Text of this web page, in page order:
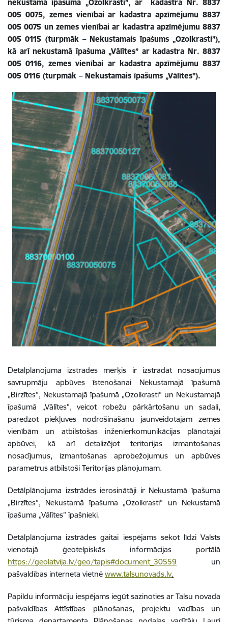
nekustamā īpašuma „Ozolkrasti”, ar kadastra Nr. 8837
005 0075, zemes vienībai ar kadastra apzīmējumu 8837
005 0075 un zemes vienībai ar kadastra apzīmējumu 8837
005 0115 (turpmāk – Nekustamais īpašums „Ozolkrasti”),
kā arī nekustamā īpašuma „Vālītes” ar kadastra Nr. 8837
005 0116, zemes vienībai ar kadastra apzīmējumu 8837
005 0116 (turpmāk – Nekustamais īpašums „Vālītes”).
Detālplānojuma izstrādes mērķis ir izstrādāt nosacījumus
savrupmāju apbūves īstenošanai Nekustamajā īpašumā
„Birzītes”, Nekustamajā īpašumā „Ozolkrasti” un Nekustamajā
īpašumā „Vālītes”, veicot robežu pārkārtošanu un sadali,
paredzot piekļuves nodrošināšanu jaunveidotajām zemes
vienībām un atbilstošas inženierkomunikācijas plānotajai
apbūvei, kā arī detalizējot teritorijas izmantošanas
nosacījumus, izmantošanas aprobežojumus un apbūves
parametrus atbilstoši Teritorijas plānojumam.
Detālplānojuma izstrādes ierosinātāji ir Nekustamā īpašuma
„Birzītes”, Nekustamā īpašuma „Ozolkrasti” un Nekustamā
īpašuma „Vālītes” īpašnieki.
Detālplānojuma izstrādes gaitai iespējams sekot līdzi Valsts
vienotajā ģeotelpiskās informācijas portālā
https://geolatvija.lv/geo/tapis#document_30559 un
pašvaldības interneta vietnē www.talsunovads.lv.
Papildu informāciju iespējams iegūt sazinoties ar Talsu novada
pašvaldībasAttīstības plānošanas, projektu vadības un